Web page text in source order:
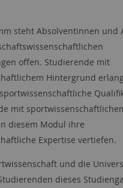
steht Absolventinnen und
offen. Studierende mit
Hintergrund
mit
diesem Modul ihre
Expertise vertiefen.
und die
dieses